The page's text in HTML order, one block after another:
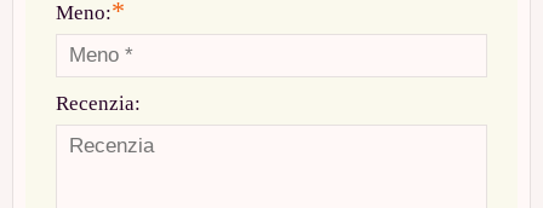
Meno:*
Recenzia: